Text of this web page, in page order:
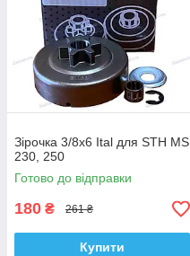
Зірочка 3/8х6 Ital для STH MS
230, 250
Готово до відправки
180 ₴ 261 ₴
Купити